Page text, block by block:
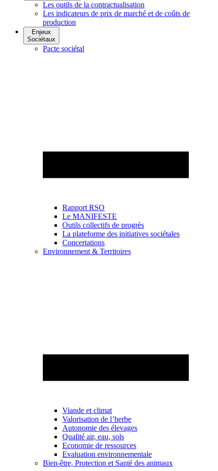
Les outils de la contractualisation
Les indicateurs de prix de marché et de coûts de
production
Enjeux
Sociétaux
Pacte sociétal
Rapport RSO
Le MANIFESTE
Outils collectifs de progrès
La plateforme des initiatives sociétales
Concertations
Environnement & Territoires
Viande et climat
Valorisation de l’herbe
Autonomie des élevages
Qualité air, eau, sols
Economie de ressources
Evaluation environnementale
Bien-être, Protection et Santé des animaux